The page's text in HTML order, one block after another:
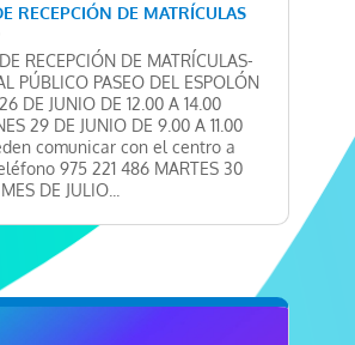
RECEPCIÓN DE MATRÍCULAS
RECEPCIÓN DE MATRÍCULAS-
PÚBLICO PASEO DEL ESPOLÓN
DE JUNIO DE 12.00 A 14.00
29 DE JUNIO DE 9.00 A 11.00
comunicar con el centro a
975 221 486 MARTES 30
DE JULIO...